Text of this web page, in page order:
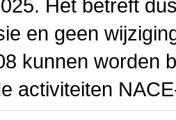
Het betreft
en geen
kunnen worden
activiteiten